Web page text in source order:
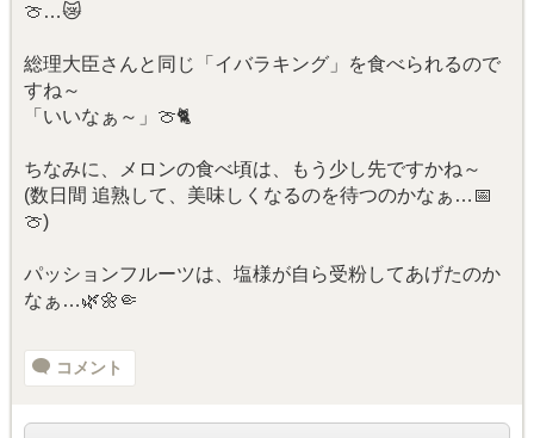
🍈…😿
総理大臣さんと同じ「イバラキング」を食べられるので
すね～
「いいなぁ～」🍈🐈️
ちなみに、メロンの食べ頃は、もう少し先ですかね～
(数日間 追熟して、美味しくなるのを待つのかなぁ…📅
🍈)
パッションフルーツは、塩様が自ら受粉してあげたのか
なぁ…🌿🌼🤏
コメント